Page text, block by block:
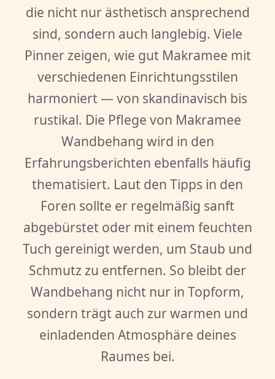
die nicht nur ästhetisch ansprechend
sind, sondern auch langlebig. Viele
Pinner zeigen, wie gut Makramee mit
verschiedenen Einrichtungsstilen
harmoniert — von skandinavisch bis
rustikal. Die Pflege von Makramee
Wandbehang wird in den
Erfahrungsberichten ebenfalls häufig
thematisiert. Laut den Tipps in den
Foren sollte er regelmäßig sanft
abgebürstet oder mit einem feuchten
Tuch gereinigt werden, um Staub und
Schmutz zu entfernen. So bleibt der
Wandbehang nicht nur in Topform,
sondern trägt auch zur warmen und
einladenden Atmosphäre deines
Raumes bei.